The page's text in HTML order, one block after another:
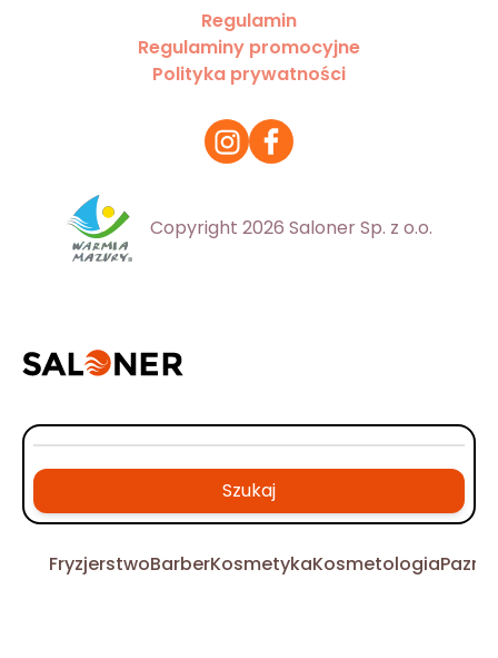
Regulamin
Regulaminy promocyjne
Polityka prywatności
Copyright 2026 Saloner Sp. z o.o.
Szukaj
FryzjerstwoBarberKosmetykaKosmetologia